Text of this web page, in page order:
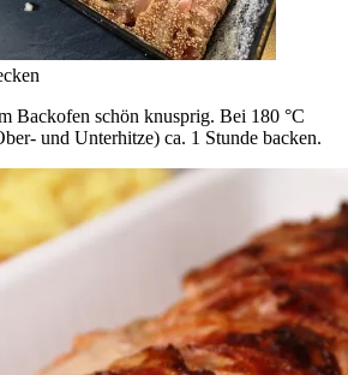
Backofen schön knusprig. Bei 180 °C
und Unterhitze) ca. 1 Stunde backen.